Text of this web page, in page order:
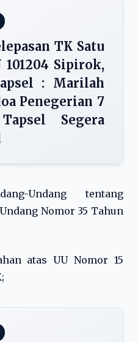
TK Satu
101204 Sipirok,
: Marilah
Penegerian 7
Segera
Undang tentang
Nomor 35 Tahun
atas UU Nomor 15